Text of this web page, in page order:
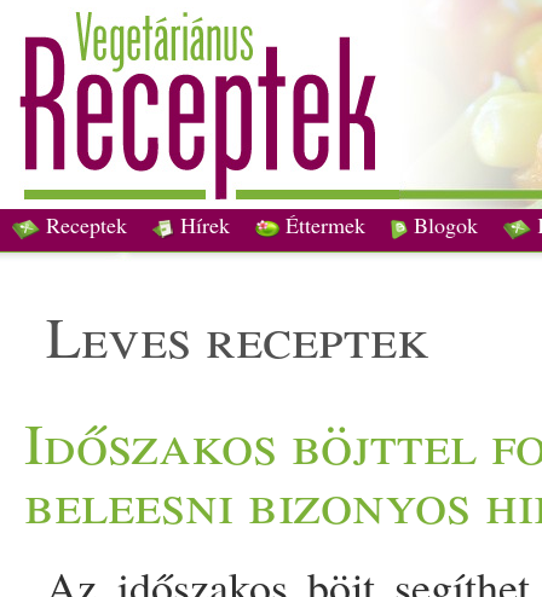
Receptek Hírek Éttermek Blogok
leves receptek
Időszakos böjttel
beleesni bizonyos